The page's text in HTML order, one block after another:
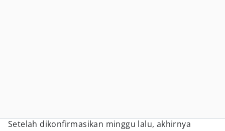
Setelah dikonfirmasikan minggu lalu, akhirnya